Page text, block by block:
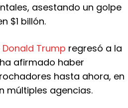
asestando un golpe
$1 billón.
Donald Trump regresó a la
afirmado haber
hasta ahora, en
múltiples agencias.